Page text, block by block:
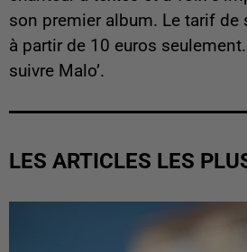
son premier album. Le tarif de
à partir de 10 euros
suivre Malo’.
LES ARTICLES LES